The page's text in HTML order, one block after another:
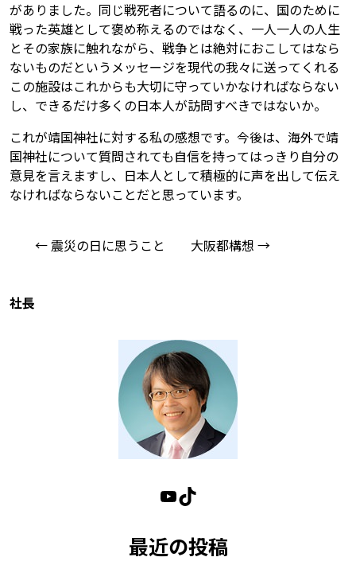
がありました。同じ戦死者について語るのに、国のために
戦った英雄として褒め称えるのではなく、一人一人の人生
とその家族に触れながら、戦争とは絶対におこしてはなら
ないものだというメッセージを現代の我々に送ってくれる
この施設はこれからも大切に守っていかなければならない
し、できるだけ多くの日本人が訪問すべきではないか。
これが靖国神社に対する私の感想です。今後は、海外で靖
国神社について質問されても自信を持ってはっきり自分の
意見を言えますし、日本人として積極的に声を出して伝え
なければならないことだと思っています。
← 震災の日に思うこと 大阪都構想 →
社長
最近の投稿